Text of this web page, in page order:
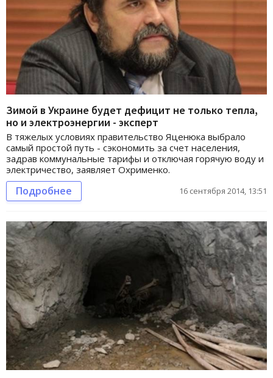
Зимой в Украине будет дефицит не только тепла,
но и электроэнергии - эксперт
В тяжелых условиях правительство Яценюка выбрало
самый простой путь - сэкономить за счет населения,
задрав коммунальные тарифы и отключая горячую воду и
электричество, заявляет Охрименко.
Подробнее 16 сентября 2014, 13:51